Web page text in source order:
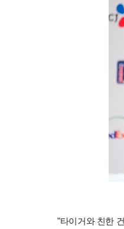
"타이거와 친한